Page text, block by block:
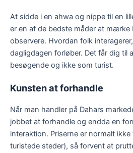
At sidde i en ahwa og nippe til en
er en af de bedste måder at mærke
observere. Hvordan folk
dagligdagen forløber. Det får dig til
besøgende og ikke som turist.
Kunsten at forhandle
Når man handler på Dahars
jobbet at forhandle og endda en
interaktion. Priserne er normalt
turistede steder), så forvent at